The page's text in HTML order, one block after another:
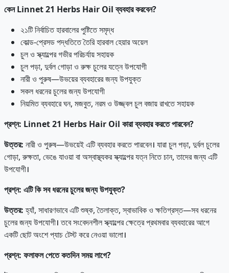
কেনLinnet 21 Herbs Hair Oilব্যবহারকরবেন?
২১টি নির্বাচিত হারবালের পুষ্টিতে সমৃদ্ধ
কোল্ড-প্রেসড পদ্ধতিতে তৈরি হারবাল হেয়ার অয়েল
চুল ও স্ক্যাল্পের গভীর পরিচর্যায় সহায়ক
চুল পড়া, দুর্বল গোড়া ও রুক্ষ চুলের যত্নে উপযোগী
নারী ও পুরুষ—উভয়ের ব্যবহারের জন্য উপযুক্ত
সকল ধরনের চুলের জন্য উপযোগী
নিয়মিত ব্যবহারে ঘন, মজবুত, নরম ও উজ্জ্বল চুল বজায় রাখতে সহায়ক
প্রশ্ন: Linnet 21 Herbs Hair Oil কারাব্যবহারকরতেপারবেন?
উত্তর: নারী ও পুরুষ—উভয়েই এটি ব্যবহার করতে পারবেন। যারা চুল পড়া, দুর্বল চুলের
গোড়া, রুক্ষতা, ভেঙে যাওয়া বা অস্বাস্থ্যকর স্ক্যাল্পের যত্ন নিতে চান, তাদের জন্য এটি
উপযোগী।
প্রশ্ন: এটিকিসব ধরনেরচুলেরজন্যউপযুক্ত?
উত্তর:হ্যাঁ, সাধারণভাবে এটি শুষ্ক, তৈলাক্ত, স্বাভাবিক ও ক্ষতিগ্রস্ত—সব ধরনের
চুলের জন্য উপযোগী। তবে সংবেদনশীল স্ক্যাল্পের ক্ষেত্রে প্রথমবার ব্যবহারের আগে
একটি ছোট অংশে প্যাচ টেস্ট করে নেওয়া ভালো।
প্রশ্ন: ফলাফলপেতেকতদিনসময়লাগে?